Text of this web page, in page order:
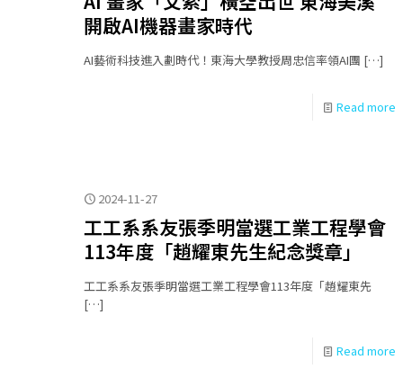
開啟AI機器畫家時代
AI藝術科技進入劃時代！東海大學教授周忠信率領AI團 […]
Read more
2024-11-27
工工系系友張季明當選工業工程學會
113年度「趙耀東先生紀念獎章」
工工系系友張季明當選工業工程學會113年度「趙耀東先
[…]
Read more